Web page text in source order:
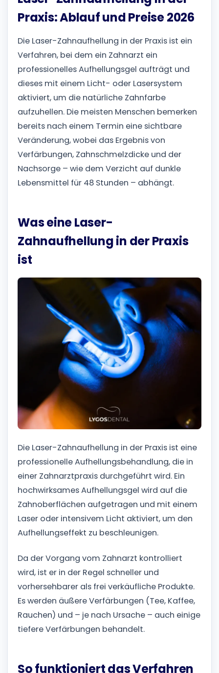
Praxis: Ablauf und Preise 2026
Die Laser-Zahnaufhellung in der Praxis ist ein
Verfahren, bei dem ein Zahnarzt ein
professionelles Aufhellungsgel aufträgt und
dieses mit einem Licht- oder Lasersystem
aktiviert, um die natürliche Zahnfarbe
aufzuhellen. Die meisten Menschen bemerken
bereits nach einem Termin eine sichtbare
Veränderung, wobei das Ergebnis von
Verfärbungen, Zahnschmelzdicke und der
Nachsorge – wie dem Verzicht auf dunkle
Lebensmittel für 48 Stunden – abhängt.
Was eine Laser-
Zahnaufhellung in der Praxis
ist
Die Laser-Zahnaufhellung in der Praxis ist eine
professionelle Aufhellungsbehandlung, die in
einer Zahnarztpraxis durchgeführt wird. Ein
hochwirksames Aufhellungsgel wird auf die
Zahnoberflächen aufgetragen und mit einem
Laser oder intensivem Licht aktiviert, um den
Aufhellungseffekt zu beschleunigen.
Da der Vorgang vom Zahnarzt kontrolliert
wird, ist er in der Regel schneller und
vorhersehbarer als frei verkäufliche Produkte.
Es werden äußere Verfärbungen (Tee, Kaffee,
Rauchen) und – je nach Ursache – auch einige
tiefere Verfärbungen behandelt.
So funktioniert das Verfahren